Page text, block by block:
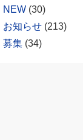
NEW(30)
お知らせ(213)
募集(34)